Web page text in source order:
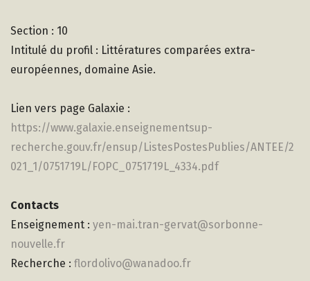
Section : 10
Intitulé du profil : Littératures comparées extra-
européennes, domaine Asie.
Lien vers page Galaxie :
https://www.galaxie.enseignementsup-
recherche.gouv.fr/ensup/ListesPostesPublies/ANTEE/2
021_1/0751719L/FOPC_0751719L_4334.pdf
Contacts
Enseignement : yen-mai.tran-gervat@sorbonne-
nouvelle.fr
Recherche : flordolivo@wanadoo.fr